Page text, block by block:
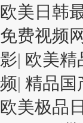
欧美日韩
免费视频
影| 欧美精
频| 精品国
欧美极品